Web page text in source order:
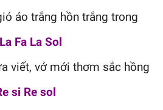
áo trắng hồn trắng trong
Fa La Sol
viết, vở mới thơm sắc hồng
si Re sol